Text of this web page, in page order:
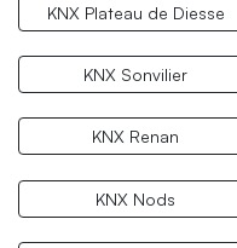
KNX Plateau de Diesse
KNX Sonvilier
KNX Renan
KNX Nods